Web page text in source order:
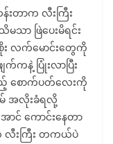
းတာက လီးကြီး
သာ ဖြဲပေးမိရင်း
လက်မောင်းတွေကို
က်ကနဲ့ ပြုံးလာပြီး
ည့် စောက်ပတ်လေးကို
အလိုးခံရလို့
င် ကောင်းနေတာ
လီးကြီး တကယ်ပဲ